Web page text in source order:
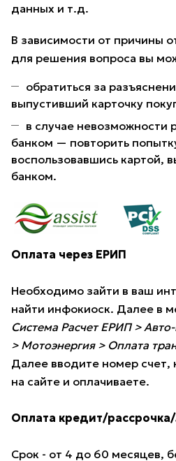
данных и т.д.
В зависимости от причины
для решения вопроса вы
обратиться за
выпустивший карточку
в случае
банком — повторить
воспользовавшись картой,
банком.
Оплата через ЕРИП
Необходимо зайти в ваш
найти инфокиоск. Далее в
Система Расчет ЕРИП >
> Мотоэнергия > Оплата
Далее вводите номер счет,
на сайте и оплачиваете.
Оплата кредит/
Срок - от 4 до 60 месяцев,